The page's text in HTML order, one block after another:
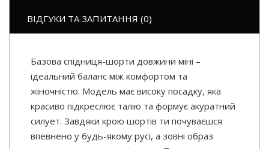
ВІДГУКИ ТА ЗАПИТАННЯ (0)
Базова спідниця-шорти довжини міні –
ідеальний баланс між комфортом та
жіночністю. Модель має високу посадку, яка
красиво підкреслює талію та формує акуратний
силует. Завдяки крою шортів ти почуваєшся
впевнено у будь-якому русі, а зовні образ